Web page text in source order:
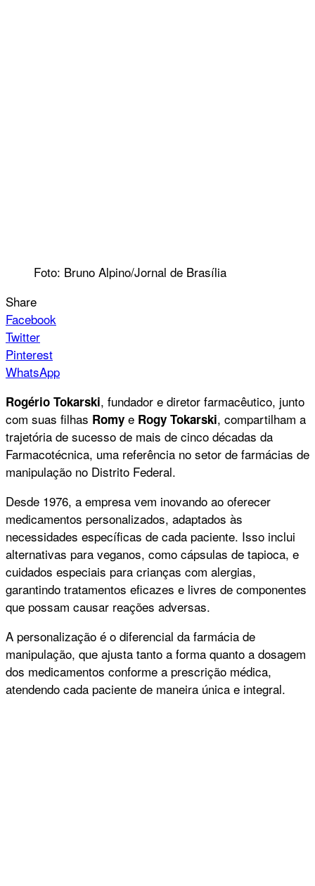
Foto: Bruno Alpino/Jornal de Brasília
Share
Facebook
Twitter
Pinterest
WhatsApp
Rogério Tokarski, fundador e diretor farmacêutico, junto
com suas filhas Romy e Rogy Tokarski, compartilham a
trajetória de sucesso de mais de cinco décadas da
Farmacotécnica, uma referência no setor de farmácias de
manipulação no Distrito Federal.
Desde 1976, a empresa vem inovando ao oferecer
medicamentos personalizados, adaptados às
necessidades específicas de cada paciente. Isso inclui
alternativas para veganos, como cápsulas de tapioca, e
cuidados especiais para crianças com alergias,
garantindo tratamentos eficazes e livres de componentes
que possam causar reações adversas.
A personalização é o diferencial da farmácia de
manipulação, que ajusta tanto a forma quanto a dosagem
dos medicamentos conforme a prescrição médica,
atendendo cada paciente de maneira única e integral.